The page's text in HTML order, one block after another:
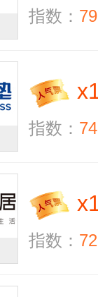
指数：
x
指数：
x
指数：